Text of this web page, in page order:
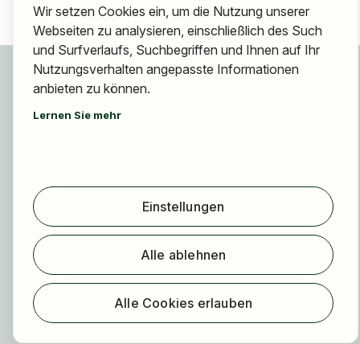
Für Bewerber
Über uns
FAQ
Blog
Wir setzen Cookies ein, um die Nutzung unserer
Webseiten zu analysieren, einschließlich des Such
und Surfverlaufs, Suchbegriffen und Ihnen auf Ihr
Nutzungsverhalten angepasste Informationen
anbieten zu können.
Lernen Sie mehr
Einstellungen
Alle ablehnen
Alle Cookies erlauben